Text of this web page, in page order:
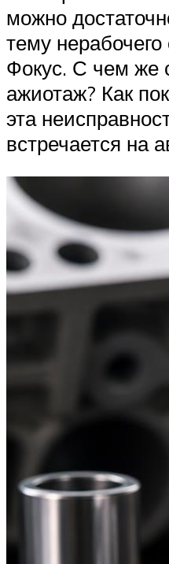
можно
тему
Фокус. С чем же
ажиотаж? Как
эта
встречается на